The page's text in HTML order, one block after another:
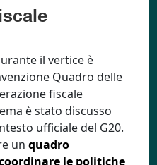
il vertice è
Quadro delle
fiscale
è stato discusso
ufficiale del G20.
un quadro
le politiche